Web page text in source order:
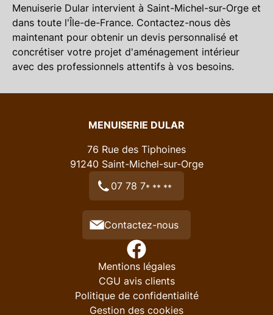
Menuiserie Dular intervient à Saint-Michel-sur-Orge et
dans toute l'Île-de-France. Contactez-nous dès
maintenant pour obtenir un devis personnalisé et
concrétiser votre projet d'aménagement intérieur
avec des professionnels attentifs à vos besoins.
MENUISERIE DULAR
76 Rue des Tiphoines
91240 Saint-Michel-sur-Orge
07 78 7* ** **
Contactez-nous
Mentions légales
CGU avis clients
Politique de confidentialité
Gestion des cookies